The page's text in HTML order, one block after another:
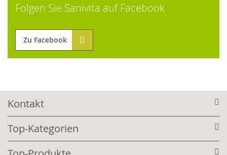
Folgen Sie Sanivita auf Facebook
Zu Facebook
Kontakt
Top-Kategorien